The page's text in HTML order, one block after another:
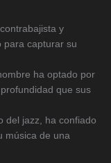
y
para capturar su
ha optado por
que sus
del jazz, ha confiado
música de una